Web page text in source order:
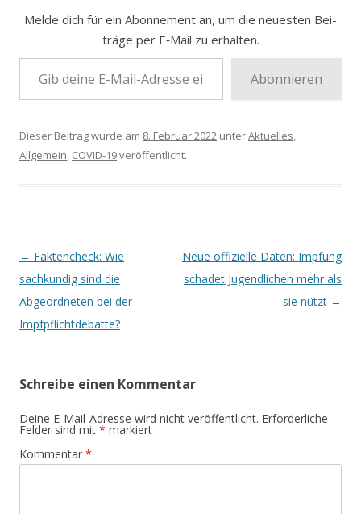
Mel­de dich für ein Abon­ne­ment an, um die neu­es­ten Bei­
trä­ge per E‑Mail zu erhalten.
Gib dei­ne E‑Mail-Adres­se ein …
Abonnieren
Dieser Beitrag wurde am 8. Februar 2022 unterAktuelles,
Allgemein, COVID-19veröffentlicht.
Beitrags-
Navigation
← Faktencheck: Wie
sachkundig sind die
Abgeordneten bei der
Impfpflichtdebatte?
Neue offizielle Daten: Impfung
schadet Jugendlichen mehr als
sie nützt →
Schreibe einen Kommentar
Deine E-Mail-Adresse wird nicht veröffentlicht. Erforderliche
Felder sind mit * markiert
Kommentar *